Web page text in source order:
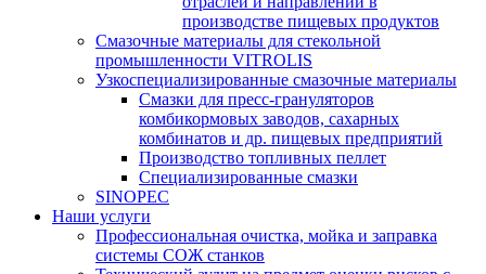
производстве пищевых продуктов
Смазочные материалы для стекольной
промышленности VITROLIS
Узкоспециализированные смазочные материалы
Смазки для пресс-грануляторов
комбикормовых заводов, сахарных
комбинатов и др. пищевых предприятий
Производство топливных пеллет
Специализированные смазки
SINOPEC
Наши услуги
Профессиональная очистка, мойка и заправка
системы СОЖ станков